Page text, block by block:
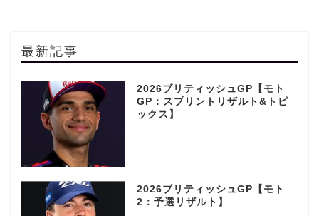
最新記事
2026ブリティッシュGP【モト
GP：スプリントリザルト&トピ
ックス】
2026ブリティッシュGP【モト
2：予選リザルト】